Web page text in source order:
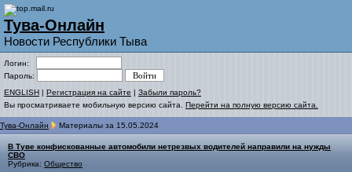
Тува-Онлайн
Новости Республики Тыва
Логин:
Пароль:
ENGLISH | Регистрация на сайте | Забыли пароль?
Вы просматриваете мобильную версию сайта. Перейти на полную версию сайта.
Тува-Онлайн Материалы за 15.05.2024
В Туве конфискованные автомобили нетрезвых водителей направили на нужды
СВО
Рубрика: Общество